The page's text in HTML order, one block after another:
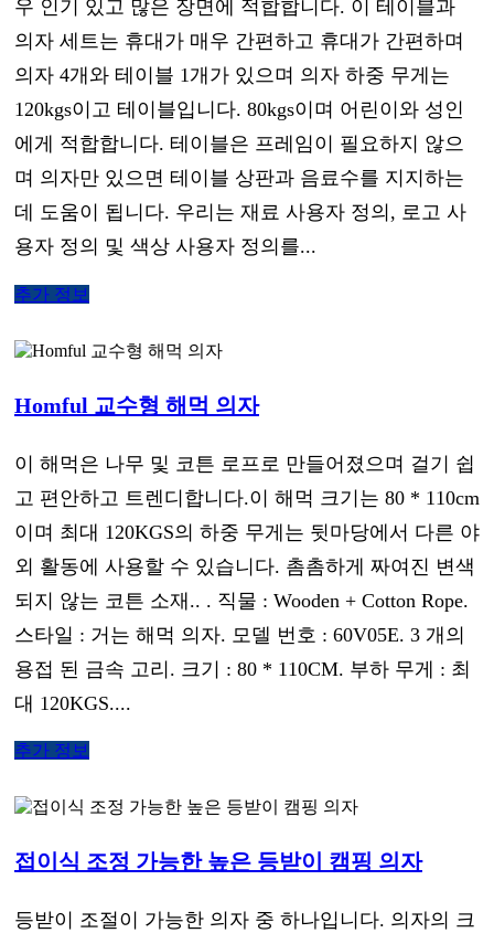
우 인기 있고 많은 장면에 적합합니다. 이 테이블과
의자 세트는 휴대가 매우 간편하고 휴대가 간편하며
의자 4개와 테이블 1개가 있으며 의자 하중 무게는
120kgs이고 테이블입니다. 80kgs이며 어린이와 성인
에게 적합합니다. 테이블은 프레임이 필요하지 않으
며 의자만 있으면 테이블 상판과 음료수를 지지하는
데 도움이 됩니다. 우리는 재료 사용자 정의, 로고 사
용자 정의 및 색상 사용자 정의를...
추가 정보
Homful 교수형 해먹 의자
이 해먹은 나무 및 코튼 로프로 만들어졌으며 걸기 쉽
고 편안하고 트렌디합니다.이 해먹 크기는 80 * 110cm
이며 최대 120KGS의 하중 무게는 뒷마당에서 다른 야
외 활동에 사용할 수 있습니다. 촘촘하게 짜여진 변색
되지 않는 코튼 소재.. . 직물 : Wooden + Cotton Rope.
스타일 : 거는 해먹 의자. 모델 번호 : 60V05E. 3 개의
용접 된 금속 고리. 크기 : 80 * 110CM. 부하 무게 : 최
대 120KGS....
추가 정보
접이식 조정 가능한 높은 등받이 캠핑 의자
등받이 조절이 가능한 의자 중 하나입니다. 의자의 크